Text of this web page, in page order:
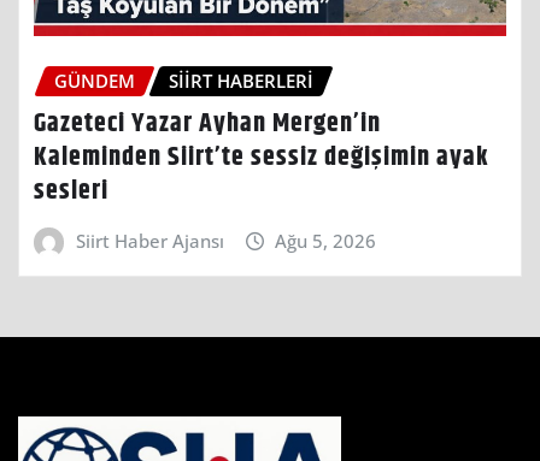
GÜNDEM SIIRT HABERLERI
Gazeteci Yazar Ayhan Mergen’in
Kaleminden Siirt’te sessiz değişimin ayak
sesleri
Siirt Haber Ajansı Ağu 5, 2026